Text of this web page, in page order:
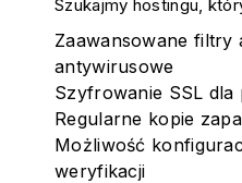
Szukajmy hostingu,
Zaawansowane filtry
antywirusowe
Szyfrowanie SSL dla
Regularne kopie
Możliwość
weryfikacji